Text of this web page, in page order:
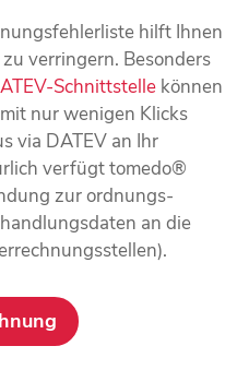
hilft Ihnen
verringern. Besonders
Schnittstelle können
nur wenigen Klicks
via DATEV an Ihr
verfügt tomedo®
zur ordnungs­
an die